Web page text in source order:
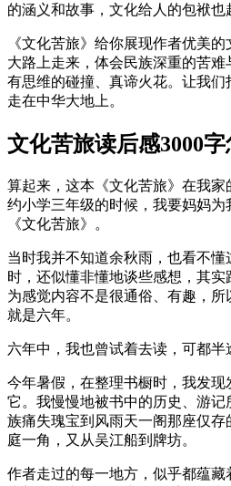
的涵义和故事，文化给人的包袱也
《文化苦旅》给你展现作者优美
大路上走来，体会民族深重的苦
有思维的碰撞、真谛火花。让我们
走在中华大地上。
文化苦旅读后感3000
算起来，这本《文化苦旅》在我
约小学三年级的时候，我要妈妈
《文化苦旅》。
当时我并不知道余秋雨，也看不
时，还似懂非懂地谈些感想，其实
为感觉内容不是很通俗、有趣，
就是六年。
六年中，我也曾试着去读，可都半
今年暑假，在整理书橱时，我发现
它。我慢慢地被书中的历史、游
族痛失瑰宝到风雨天一阁那座仅
庭一角，又从吴江船到牌坊。
作者走过的每一地方，似乎都蕴